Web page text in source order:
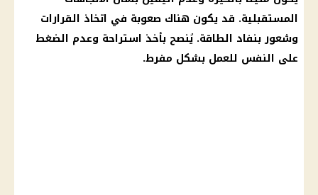
المستقبلية. قد يكون هناك صعوبة في اتخاذ القرارات
وشعور بنفاد الطاقة. يُنصح بأخذ استراحة وعدم الضغط
على النفس للعمل بشكل مفرط.